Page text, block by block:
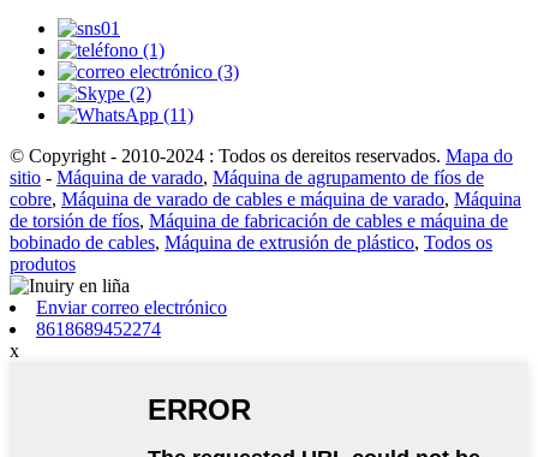
© Copyright - 2010-2024 : Todos os dereitos reservados. Mapa do
sitio - Máquina de varado, Máquina de agrupamento de fíos de
cobre, Máquina de varado de cables e máquina de varado, Máquina
de torsión de fíos, Máquina de fabricación de cables e máquina de
bobinado de cables, Máquina de extrusión de plástico, Todos os
produtos
Enviar correo electrónico
8618689452274
x